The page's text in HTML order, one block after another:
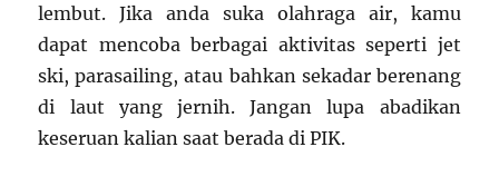
lembut. Jika anda suka olahraga air, kamu
dapat mencoba berbagai aktivitas seperti jet
ski, parasailing, atau bahkan sekadar berenang
di laut yang jernih. Jangan lupa abadikan
keseruan kalian saat berada di PIK.